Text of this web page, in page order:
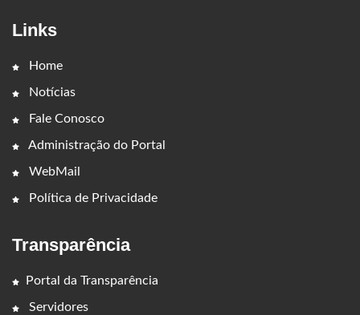
Links
Home
Notícias
Fale Conosco
Administração do Portal
WebMail
Política de Privacidade
Transparência
Portal da Transparência
Servidores